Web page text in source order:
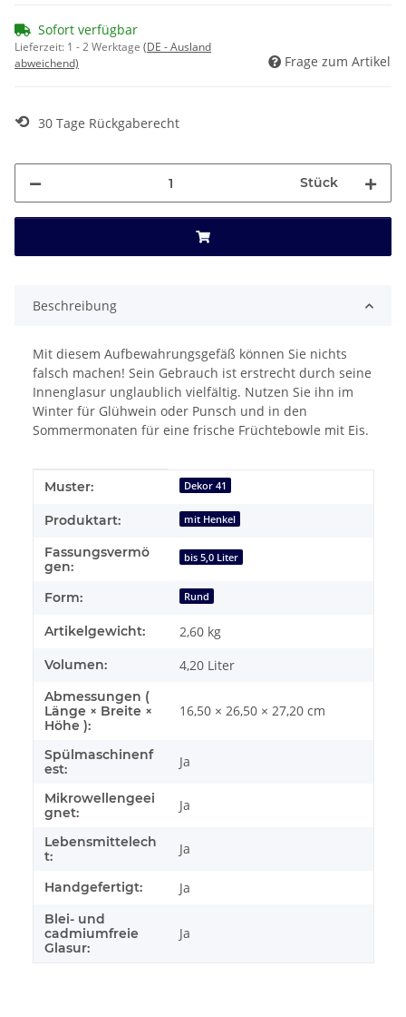
Sofort verfügbar
Lieferzeit: 1 - 2 Werktage (DE - Ausland
abweichend)
Frage zum Artikel
⟲ 30 Tage Rückgaberecht
Stück
Beschreibung
Mit diesem Aufbewahrungsgefäß können Sie nichts
falsch machen! Sein Gebrauch ist erstrecht durch seine
Innenglasur unglaublich vielfältig. Nutzen Sie ihn im
Winter für Glühwein oder Punsch und in den
Sommermonaten für eine frische Früchtebowle mit Eis.
Produkteigenschaft
Wert
Muster: Dekor 41
Produktart: mit Henkel
Fassungsvermö
gen:
bis 5,0 Liter
Form: Rund
Artikelgewicht: 2,60 kg
Volumen: 4,20 Liter
Abmessungen (
Länge × Breite ×
Höhe ):
16,50 × 26,50 × 27,20 cm
Spülmaschinenf
est:
Ja
Mikrowellengeei
gnet:
Ja
Lebensmittelech
t:
Ja
Handgefertigt: Ja
Blei- und
cadmiumfreie
Glasur:
Ja